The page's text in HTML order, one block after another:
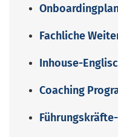
Fachliche
Inhouse-
Coaching